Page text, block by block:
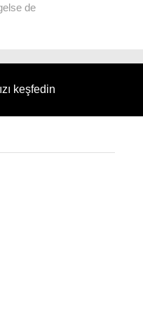
Facebook
de
keşfedin